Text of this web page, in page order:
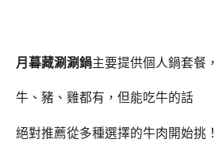
月暮藏涮涮鍋主要提供個人鍋套餐，
牛、豬、雞都有，但能吃牛的話
絕對推薦從多種選擇的牛肉開始挑！